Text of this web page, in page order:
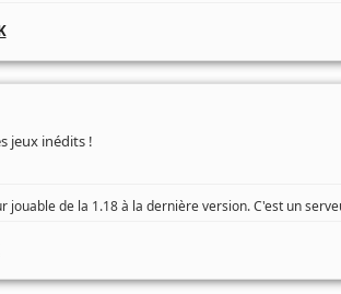
jeux inédits !
jouable de la 1.18 à la dernière version. C'est un